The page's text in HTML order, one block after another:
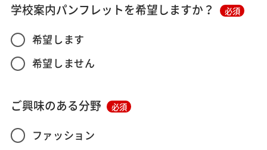
学校案内パンフレットを希望しますか？ 必須
希望します
希望しません
ご興味のある分野 必須
ファッション